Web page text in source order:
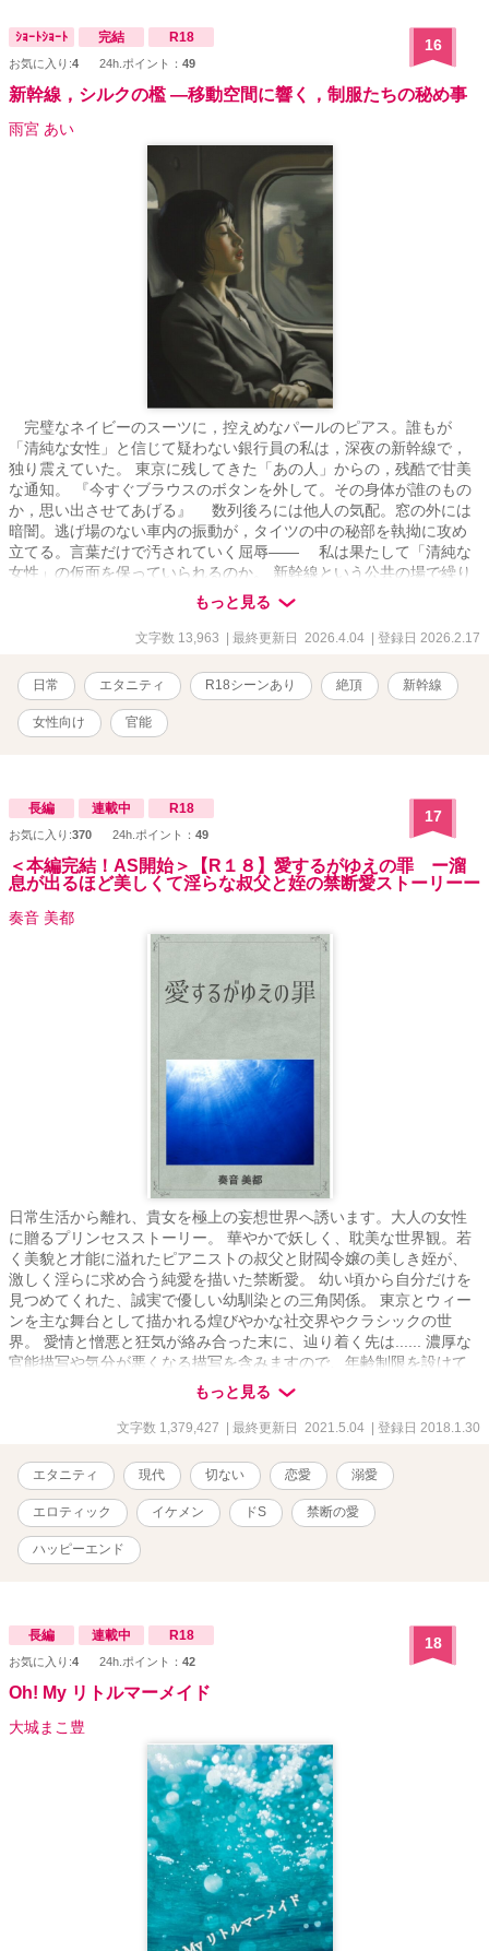
ｼｮｰﾄｼｮｰﾄ 完結 R18
お気に入り:4 24h.ポイント： 49
16
新幹線，シルクの檻 ―移動空間に響く，制服たちの秘め事
雨宮 あい
完璧なネイビーのスーツに，控えめなパールのピアス。誰もが
「清純な女性」と信じて疑わない銀行員の私は，深夜の新幹線で，
独り震えていた。 東京に残してきた「あの人」からの，残酷で甘美
な通知。 『今すぐブラウスのボタンを外して。その身体が誰のもの
か，思い出させてあげる』 数列後ろには他人の気配。窓の外には
暗闇。逃げ場のない車内の振動が，タイツの中の秘部を執拗に攻め
立てる。言葉だけで汚されていく屈辱—— 私は果たして「清純な
女性」の仮面を保っていられるのか。 新幹線という公共の場で繰り
広げられる，静かなる絶頂の記録。
もっと見る
文字数 13,963 | 最終更新日 2026.4.04 | 登録日 2026.2.17
日常 エタニティ R18シーンあり 絶頂 新幹線
女性向け 官能
長編 連載中 R18
お気に入り:370 24h.ポイント： 49
17
＜本編完結！AS開始＞【R１８】愛するがゆえの罪 ー溜
息が出るほど美しくて淫らな叔父と姪の禁断愛ストーリーー
奏音 美都
日常生活から離れ、貴女を極上の妄想世界へ誘います。大人の女性
に贈るプリンセスストーリー。 華やかで妖しく、耽美な世界観。若
く美貌と才能に溢れたピアニストの叔父と財閥令嬢の美しき姪が、
激しく淫らに求め合う純愛を描いた禁断愛。 幼い頃から自分だけを
見つめてくれた、誠実で優しい幼馴染との三角関係。 東京とウィー
ンを主な舞台として描かれる煌びやかな社交界やクラシックの世
界。 愛情と憎悪と狂気が絡み合った末に、辿り着く先は...... 濃厚な
官能描写や気分が悪くなる描写を含みますので、年齢制限を設けて
いますが、それ以外にも不快に思う方は読まないで下さい。 殆どの
メインキャラが美男美女という、現実には有り得ない世界観で描い
ておりますので、それを受け入れられない方にはお勧めいたしませ
には一切関係ありません。 また、法律・法令に反する行為を容
認・推奨するものではありません。
もっと見る
文字数 1,379,427 | 最終更新日 2021.5.04 | 登録日 2018.1.30
エタニティ 現代 切ない 恋愛 溺愛
エロティック イケメン ドS 禁断の愛
ハッピーエンド
長編 連載中 R18
お気に入り:4 24h.ポイント： 42
18
Oh! My リトルマーメイド
大城まこ豊